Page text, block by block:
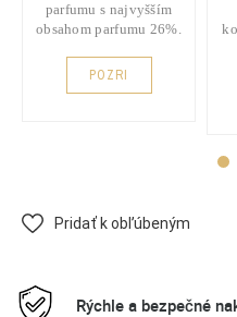
parfumu s najvyšším
obsahom parfumu 26%.
POZRI
Pridať k obľúbeným
Rýchle a bezpečné